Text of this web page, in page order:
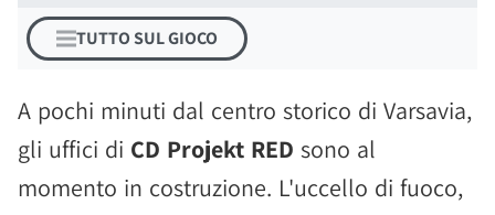
TUTTO SUL GIOCO
A pochi minuti dal centro storico di Varsavia,
gli uffici di CD Projekt RED sono al
momento in costruzione. L'uccello di fuoco,